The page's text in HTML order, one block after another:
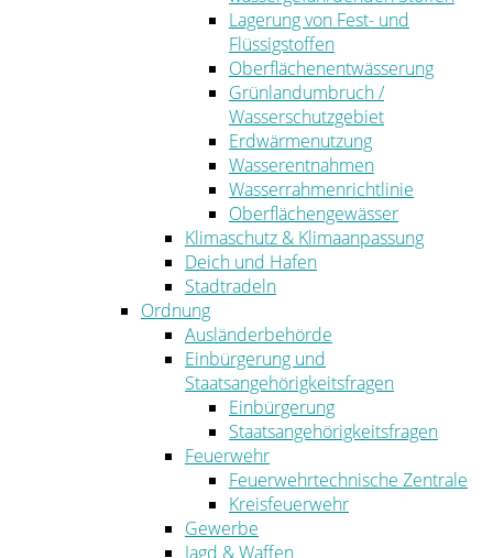
Lagerung von Fest- und
Flüssigstoffen
Oberflächenentwässerung
Grünlandumbruch /
Wasserschutzgebiet
Erdwärmenutzung
Wasserentnahmen
Wasserrahmenrichtlinie
Oberflächengewässer
Klimaschutz & Klimaanpassung
Deich und Hafen
Stadtradeln
Ordnung
Ausländerbehörde
Einbürgerung und
Staatsangehörigkeitsfragen
Einbürgerung
Staatsangehörigkeitsfragen
Feuerwehr
Feuerwehrtechnische Zentrale
Kreisfeuerwehr
Gewerbe
Jagd & Waffen